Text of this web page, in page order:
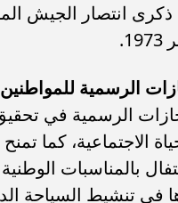
ذكرى انتصار الجيش
الرسمية للمواطنين
الرسمية في
الاجتماعية، كما
بالمناسبات الوطنية
في تنشيط السياحة